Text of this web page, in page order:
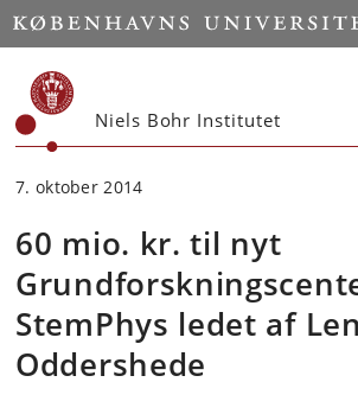
Start
Niels Bohr Institutet
7. oktober 2014
60 mio. kr. til nyt
StemPhys ledet af
Oddershede